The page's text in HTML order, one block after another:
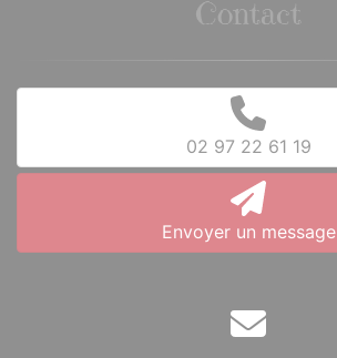
Contact
02 97 22 61 19
Envoyer un message